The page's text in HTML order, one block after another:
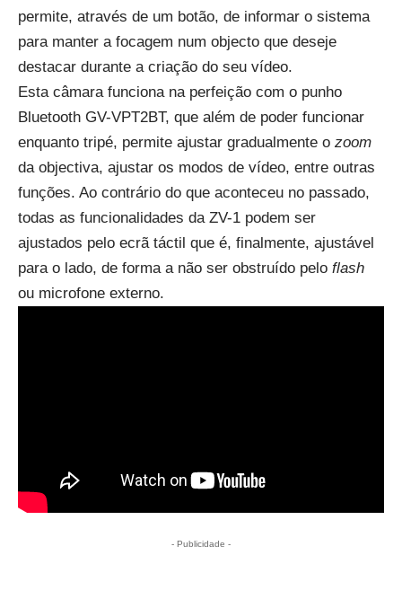
permite, através de um botão, de informar o sistema
para manter a focagem num objecto que deseje
destacar durante a criação do seu vídeo.
Esta câmara funciona na perfeição com o punho
Bluetooth GV-VPT2BT, que além de poder funcionar
enquanto tripé, permite ajustar gradualmente o zoom
da objectiva, ajustar os modos de vídeo, entre outras
funções. Ao contrário do que aconteceu no passado,
todas as funcionalidades da ZV-1 podem ser
ajustados pelo ecrã táctil que é, finalmente, ajustável
para o lado, de forma a não ser obstruído pelo flash
ou microfone externo.
- Publicidade -